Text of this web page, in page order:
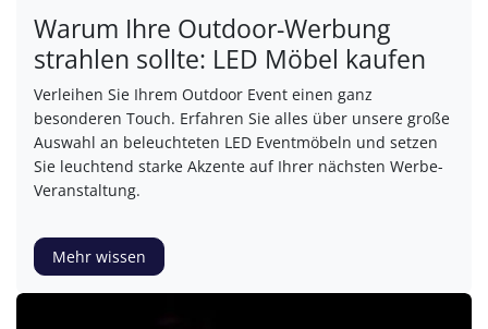
Warum Ihre Outdoor-Werbung
strahlen sollte: LED Möbel kaufen
Verleihen Sie Ihrem Outdoor Event einen ganz
besonderen Touch. Erfahren Sie alles über unsere große
Auswahl an beleuchteten LED Eventmöbeln und setzen
Sie leuchtend starke Akzente auf Ihrer nächsten Werbe-
Veranstaltung.
Mehr wissen